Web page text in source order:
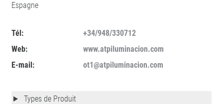
Espagne
Tél:
+34/948/330712
Web:
www.atpiluminacion.com
E-mail:
ot1@atpiluminacion.com
Types de Produit